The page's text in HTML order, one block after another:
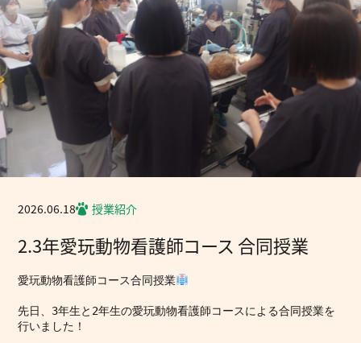
2026.06.18 授業紹介
2.3年愛玩動物看護師コース 合同授業
愛玩動物看護師コース合同授業
先日、3年生と2年生の愛玩動物看護師コースによる合同授業を
行いました！